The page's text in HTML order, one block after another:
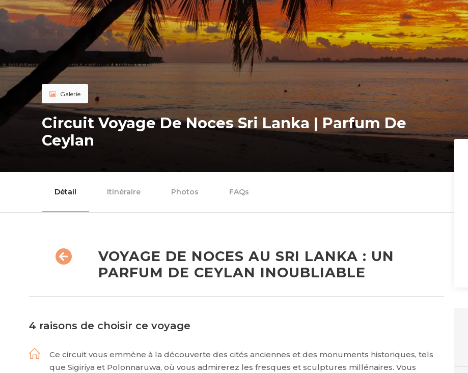
Galerie
Circuit Voyage De Noces Sri Lanka | Parfum De
Ceylan
Détail Itinéraire Photos FAQs
VOYAGE DE NOCES AU SRI LANKA : UN
PARFUM DE CEYLAN INOUBLIABLE
4 raisons de choisir ce voyage
Ce circuit vous emmène à la découverte des cités anciennes et des monuments historiques, tels
que Sigiriya et Polonnaruwa, où vous admirerez les fresques et sculptures millénaires. Vous